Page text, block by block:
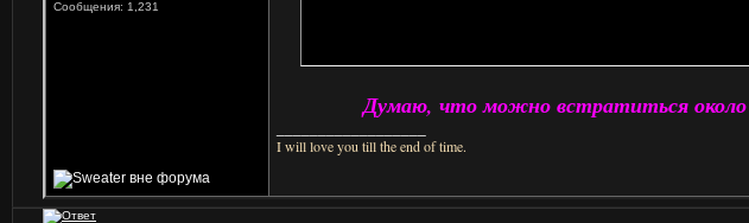
Сообщения: 1,231
Думаю, что можно встратиться около
I will love you till the end of time.